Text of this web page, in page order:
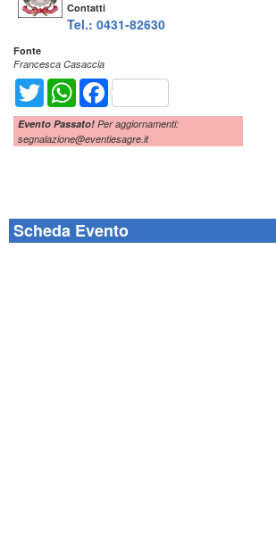
Contatti
Tel.: 0431-82630
Fonte
Francesca Casaccia
Twitter WhatsAppFacebook
Evento Passato! Per aggiornamenti:
segnalazione@eventiesagre.it
Scheda Evento